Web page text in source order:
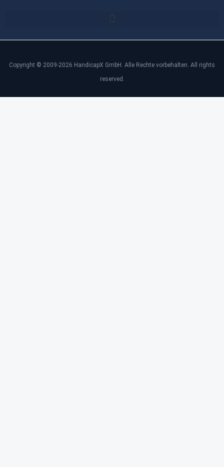
Copyright © 2009-2026 HandicapX GmbH. Alle Rechte vorbehalten. All rights
reserved.